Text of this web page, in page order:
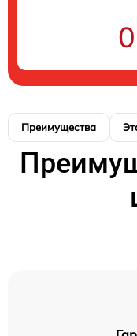
Преимущества